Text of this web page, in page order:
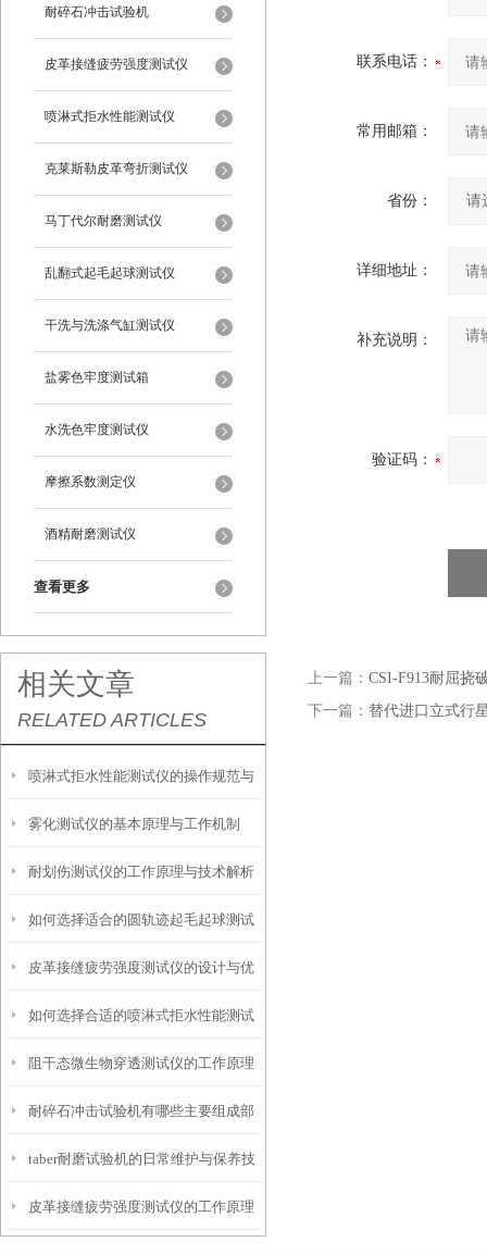
耐碎石冲击试验机
皮革接缝疲劳强度测试仪
喷淋式拒水性能测试仪
克莱斯勒皮革弯折测试仪
马丁代尔耐磨测试仪
乱翻式起毛起球测试仪
干洗与洗涤气缸测试仪
盐雾色牢度测试箱
水洗色牢度测试仪
摩擦系数测定仪
酒精耐磨测试仪
查看更多
相关文章
RELATED ARTICLES
喷淋式拒水性能测试仪的操作规范与
应用指南
雾化测试仪的基本原理与工作机制
耐划伤测试仪的工作原理与技术解析
如何选择适合的圆轨迹起毛起球测试
仪？
皮革接缝疲劳强度测试仪的设计与优
化
如何选择合适的喷淋式拒水性能测试
仪
阻干态微生物穿透测试仪的工作原理
解析
耐碎石冲击试验机有哪些主要组成部
分？
taber耐磨试验机的日常维护与保养技
巧
皮革接缝疲劳强度测试仪的工作原理
联系电话：
常用邮箱：
省份：
详细地址：
补充说明：
验证码：
上一篇： CSI-F913耐屈挠
下一篇： 替代进口立式行